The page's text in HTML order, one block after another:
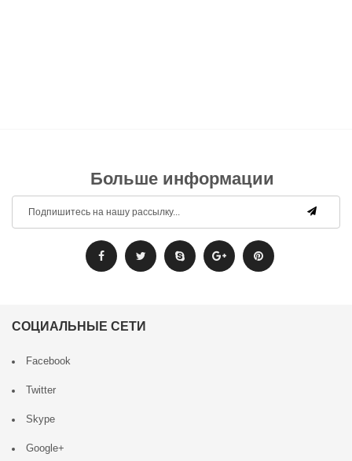
Больше информации
СОЦИАЛЬНЫЕ СЕТИ
Facebook
Twitter
Skype
Google+